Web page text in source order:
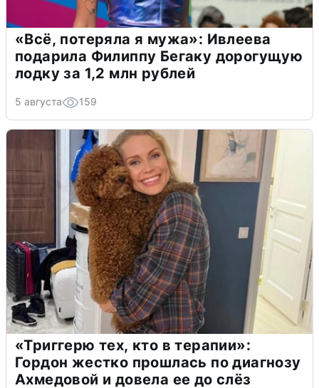
«Всё, потеряла я мужа»: Ивлеева
подарила Филиппу Бегаку дорогущую
лодку за 1,2 млн рублей
5 августа 159
«Триггерю тех, кто в терапии»:
Гордон жестко прошлась по диагнозу
Ахмедовой и довела ее до слёз